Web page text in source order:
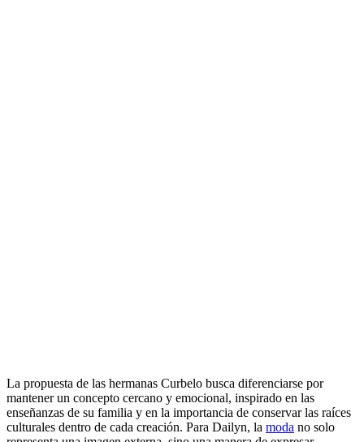
La propuesta de las hermanas Curbelo busca diferenciarse por
mantener un concepto cercano y emocional, inspirado en las
enseñanzas de su familia y en la importancia de conservar las raíces
culturales dentro de cada creación. Para Dailyn, la moda no solo